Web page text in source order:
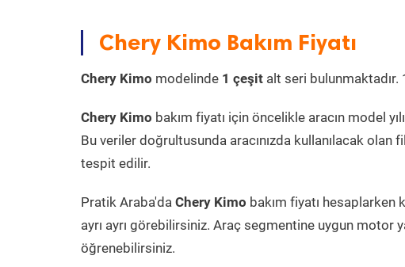
Chery Kimo Bakım Fiyatı
Chery Kimo modelinde 1 çeşit alt seri bulunmaktadır.
Chery Kimo bakım fiyatı için öncelikle aracın model
Bu veriler doğrultusunda aracınızda kullanılacak
tespit edilir.
Pratik Araba'da Chery Kimo bakım fiyatı hesaplarken
ayrı ayrı görebilirsiniz. Araç segmentine uygun motor
öğrenebilirsiniz.